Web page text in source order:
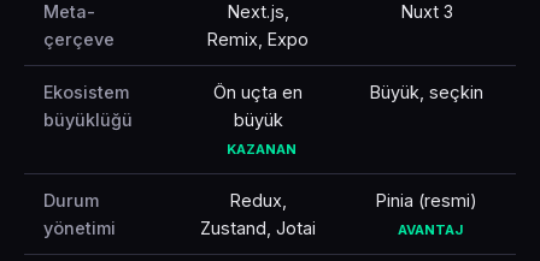
Meta-
çerçeve
Next.js,
Remix, Expo
Nuxt 3
Ekosistem
büyüklüğü
Ön uçta en
büyük
KAZANAN
Büyük, seçkin
Durum
yönetimi
Redux,
Zustand, Jotai
Pinia (resmi)
AVANTAJ